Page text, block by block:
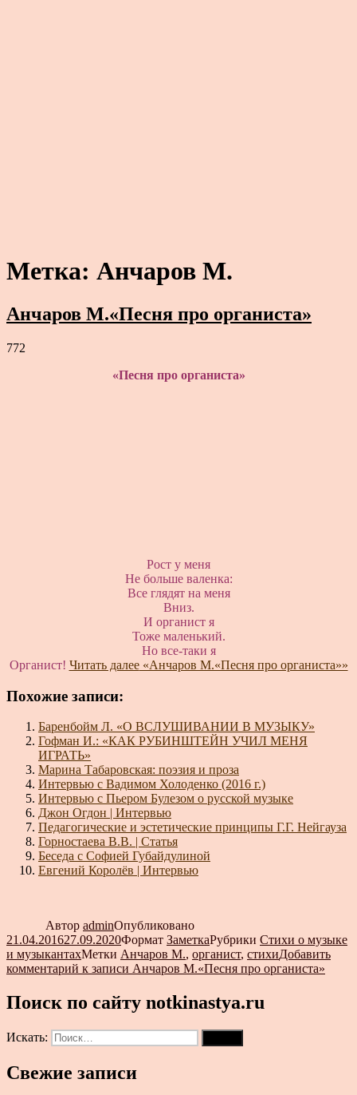
Метка: Анчаров М.
Анчаров М.«Песня про органиста»
772
«Песня про органиста»
Рост у меня
Не больше валенка:
Все глядят на меня
Вниз.
И органист я
Тоже маленький.
Но все-таки я
Органист! Читать далее«Анчаров М.«Песня про органиста»»
Похожие записи:
Баренбойм Л. «О ВСЛУШИВАНИИ В МУЗЫКУ»
Гофман И.: «КАК РУБИНШТЕЙН УЧИЛ МЕНЯ
ИГРАТЬ»
Марина Табаровская: поэзия и проза
Интервью с Вадимом Холоденко (2016 г.)
Интервью с Пьером Булезом о русской музыке
Джон Огдон | Интервью
Педагогические и эстетические принципы Г.Г. Нейгауза
Горностаева В.В. | Статья
Беседа с Софией Губайдулиной
Евгений Королёв | Интервью
Автор adminОпубликовано
21.04.201627.09.2020Формат ЗаметкаРубрики Стихи о музыке
и музыкантахМетки Анчаров М., органист, стихиДобавить
комментарий к записи Анчаров М.«Песня про органиста»
Поиск по сайту notkinastya.ru
Искать:
Свежие записи